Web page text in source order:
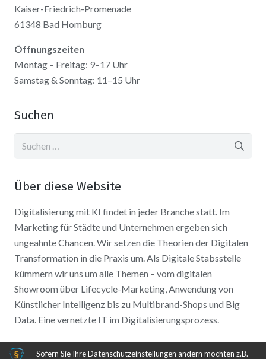
Kaiser-Friedrich-Promenade
61348 Bad Homburg
Öffnungszeiten
Montag – Freitag: 9–17 Uhr
Samstag & Sonntag: 11–15 Uhr
Suchen
Über diese Website
Digitalisierung mit KI findet in jeder Branche statt. Im
Marketing für Städte und Unternehmen ergeben sich
ungeahnte Chancen. Wir setzen die Theorien der Digitalen
Transformation in die Praxis um. Als Digitale Stabsstelle
kümmern wir uns um alle Themen – vom digitalen
Showroom über Lifecycle-Marketing, Anwendung von
Künstlicher Intelligenz bis zu Multibrand-Shops und Big
Data. Eine vernetzte IT im Digitalisierungsprozess.
Sofern Sie Ihre Datenschutzeinstellungen ändern möchten z.B.